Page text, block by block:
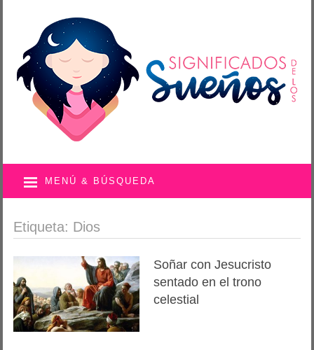
MENÚ & BÚSQUEDA
Etiqueta: Dios
Soñar con Jesucristo
sentado en el trono
celestial